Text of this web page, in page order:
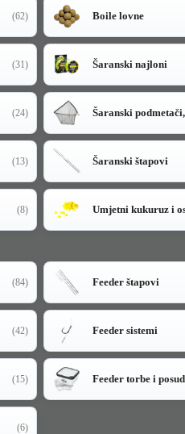
(62) Boile lovne
(31) Šaranski najloni
(24) Šaranski
(13) Šaranski štapovi
(8) Umjetni kukuruz i
(84) Feeder štapovi
(42) Feeder sistemi
(15) Feeder torbe i
(6)